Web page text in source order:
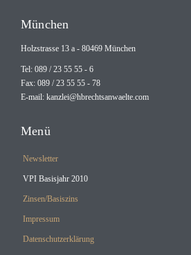
München
Holzstrasse 13 a - 80469 München
Tel: 089 / 23 55 55 - 6
Fax: 089 / 23 55 55 - 78
E-mail: kanzlei@hbrechtsanwaelte.com
Menü
Newsletter
VPI Basisjahr 2010
Zinsen/Basiszins
Impressum
Datenschutzerklärung